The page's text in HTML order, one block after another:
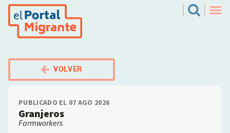
Pasar
contenido
Search
VOLVER
PUBLICADO EL 07 AGO 2026
Granjeros
Farmworkers